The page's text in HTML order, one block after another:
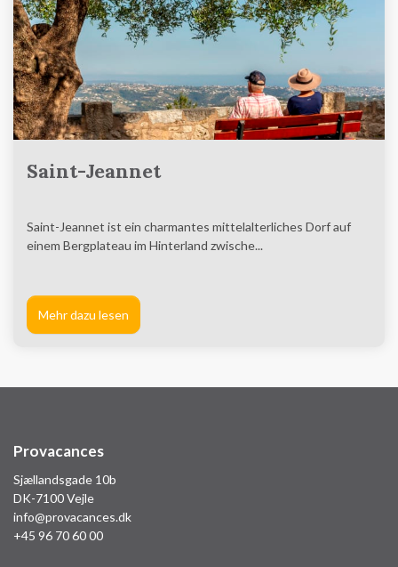
Saint-Jeannet
Saint-Jeannet ist ein charmantes mittelalterliches Dorf auf
einem Bergplateau im Hinterland zwische...
Mehr dazu lesen
Provacances
Sjællandsgade 10b
DK-7100 Vejle
info@provacances.dk
+45 96 70 60 00